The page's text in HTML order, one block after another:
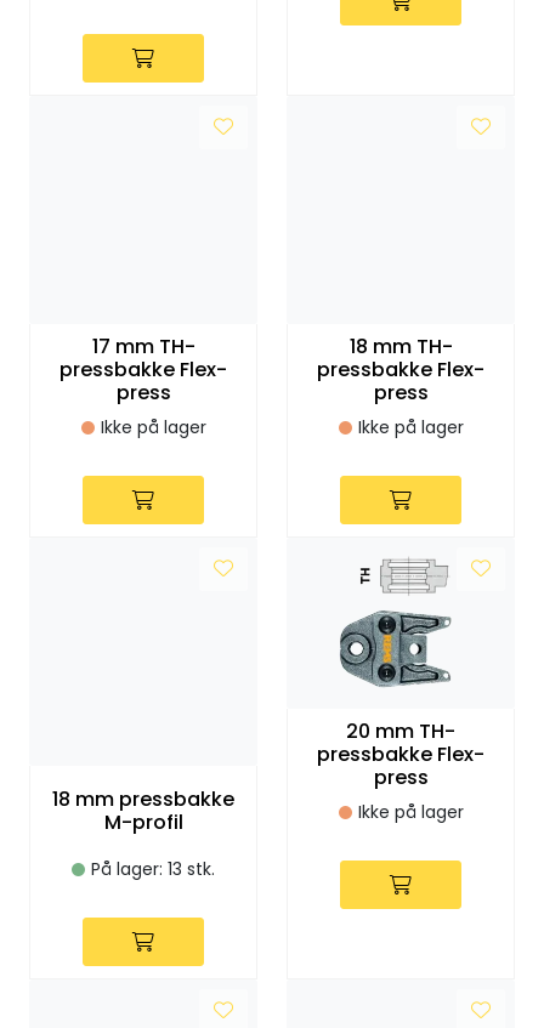
17 mm TH-
pressbakke Flex-
press
Ikke på lager
18 mm TH-
pressbakke Flex-
press
Ikke på lager
18 mm pressbakke
M-profil
På lager: 13 stk.
20 mm TH-
pressbakke Flex-
press
Ikke på lager
Vannprøver